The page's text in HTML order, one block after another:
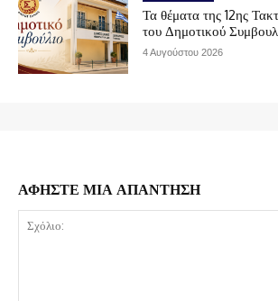
Τα θέματα της 12ης
του Δημοτικού
4 Αυγούστου 2026
ΑΦΗΣΤΕ ΜΙΑ ΑΠΑΝΤΗΣΗ